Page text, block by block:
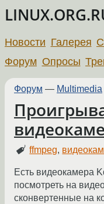
Новости Галерея
Форум Опросы
Форум — Multimedia
ffmpeg,
Есть видеокамера
посмотреть на
сконвертенные на